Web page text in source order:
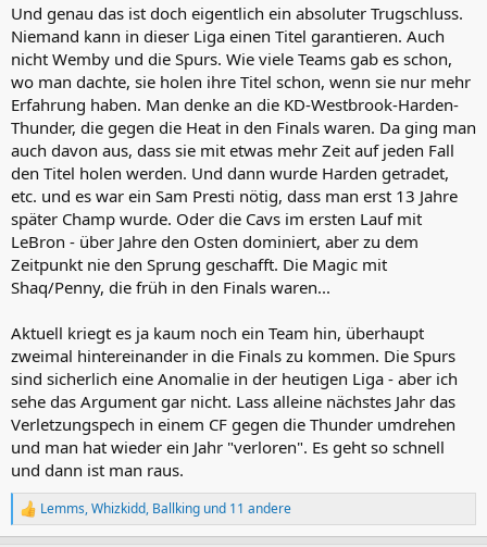
Und genau das ist doch eigentlich ein absoluter Trugschluss.
Niemand kann in dieser Liga einen Titel garantieren. Auch
nicht Wemby und die Spurs. Wie viele Teams gab es schon,
wo man dachte, sie holen ihre Titel schon, wenn sie nur mehr
Erfahrung haben. Man denke an die KD-Westbrook-Harden-
Thunder, die gegen die Heat in den Finals waren. Da ging man
auch davon aus, dass sie mit etwas mehr Zeit auf jeden Fall
den Titel holen werden. Und dann wurde Harden getradet,
etc. und es war ein Sam Presti nötig, dass man erst 13 Jahre
später Champ wurde. Oder die Cavs im ersten Lauf mit
LeBron - über Jahre den Osten dominiert, aber zu dem
Zeitpunkt nie den Sprung geschafft. Die Magic mit
Shaq/Penny, die früh in den Finals waren...
Aktuell kriegt es ja kaum noch ein Team hin, überhaupt
zweimal hintereinander in die Finals zu kommen. Die Spurs
sind sicherlich eine Anomalie in der heutigen Liga - aber ich
sehe das Argument gar nicht. Lass alleine nächstes Jahr das
Verletzungspech in einem CF gegen die Thunder umdrehen
und man hat wieder ein Jahr "verloren". Es geht so schnell
und dann ist man raus.
R
e
Lemms,Whizkidd, Ballking und 11 andere